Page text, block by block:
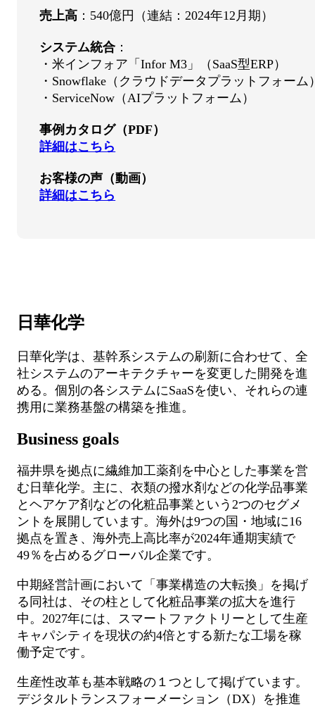
日華化学
日華化学は、基幹系システムの刷新に合わせて、全
社システムのアーキテクチャーを変更した開発を進
める。個別の各システムにSaaSを使い、それらの連
携用に業務基盤の構築を推進。
Business goals
福井県を拠点に繊維加工薬剤を中心とした事業を営
む日華化学。主に、衣類の撥水剤などの化学品事業
とヘアケア剤などの化粧品事業という2つのセグメ
ントを展開しています。海外は9つの国・地域に16
拠点を置き、海外売上高比率が2024年通期実績で
49％を占めるグローバル企業です。
中期経営計画において「事業構造の大転換」を掲げ
る同社は、その柱として化粧品事業の拡大を進行
中。2027年には、スマートファクトリーとして生産
キャパシティを現状の約4倍とする新たな工場を稼
働予定です。
生産性改革も基本戦略の１つとして掲げています。
デジタルトランスフォーメーション（DX）を推進
売上高 ：540億円（連結：2024年12月期）
システム統合 ：
・米インフォア「Infor M3」（SaaS型ERP）
・Snowflake（クラウドデータプラットフォーム
・ServiceNow（AIプラットフォーム）
事例カタログ（PDF）
詳細はこちら
お客様の声（動画）
詳細はこちら